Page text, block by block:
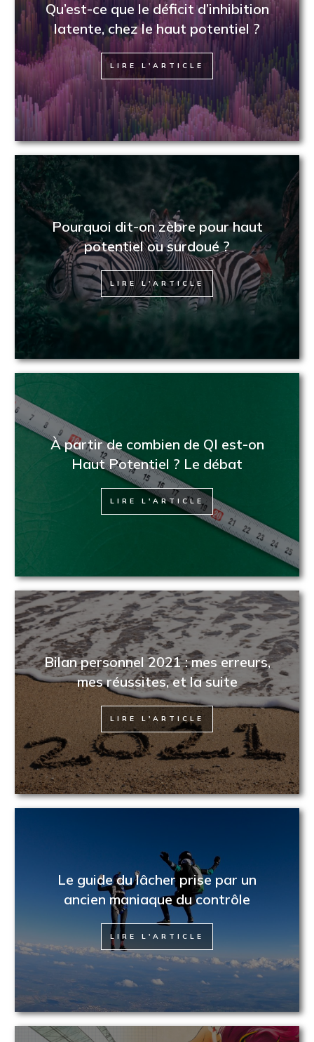
Qu’est-ce que le déficit d’inhibition
latente, chez le haut potentiel ?
LIRE L'ARTICLE
Pourquoi dit-on zèbre pour haut
potentiel ou surdoué ?
LIRE L'ARTICLE
À partir de combien de QI est-on
Haut Potentiel ? Le débat
LIRE L'ARTICLE
Bilan personnel 2021 : mes erreurs,
mes réussites, et la suite
LIRE L'ARTICLE
Le guide du lâcher prise par un
ancien maniaque du contrôle
LIRE L'ARTICLE